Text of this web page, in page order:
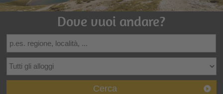
Dove vuoi andare?
Cerca